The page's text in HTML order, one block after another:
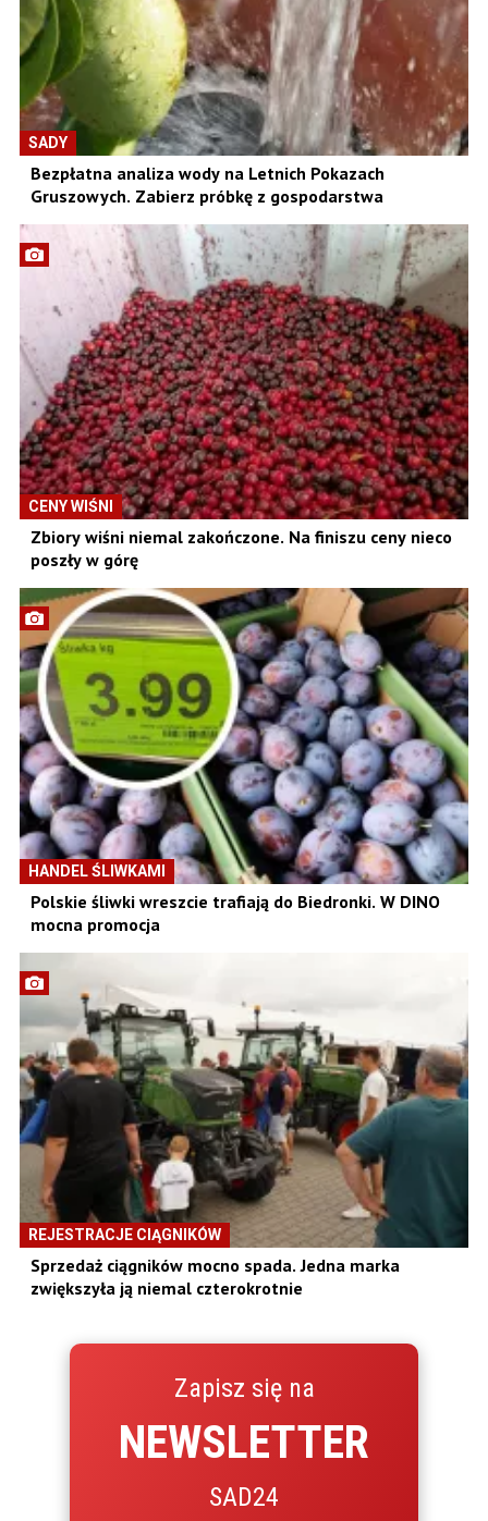
SADY
Bezpłatna analiza wody na Letnich Pokazach
Gruszowych. Zabierz próbkę z gospodarstwa
CENY WIŚNI
Zbiory wiśni niemal zakończone. Na finiszu ceny nieco
poszły w górę
HANDEL ŚLIWKAMI
Polskie śliwki wreszcie trafiają do Biedronki. W DINO
mocna promocja
REJESTRACJE CIĄGNIKÓW
Sprzedaż ciągników mocno spada. Jedna marka
zwiększyła ją niemal czterokrotnie
Zapisz się na
NEWSLETTER
SAD24